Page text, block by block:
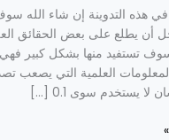
هذه التدوينة إن شاء الله
أن يطلع على بعض الحقائق
سوف تستفيد منها بشكل كبير
العلمية التي يصعب
لا يستخدم سوى 0.1 […]